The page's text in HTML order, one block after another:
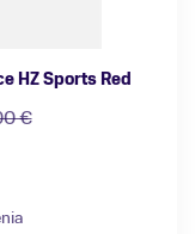
HZ Sports Red
€